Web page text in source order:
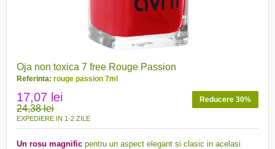
Oja non toxica 7 free Rouge Passion
Referinta: rouge passion 7ml
Reducere 30%
17,07 lei
24,38 lei
EXPEDIERE IN 1-2 ZILE
Un rosu magnific pentru un aspect elegant si clasic in acelasi